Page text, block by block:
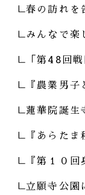
春の訪れを
みんなで楽
「第48回
『農業男子
蓮華院誕生
『あらたま
『第１０回
立願寺公園